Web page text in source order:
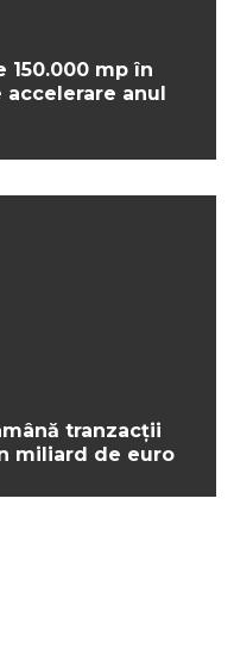
150.000 mp în
anul
tranzacții
miliard de euro